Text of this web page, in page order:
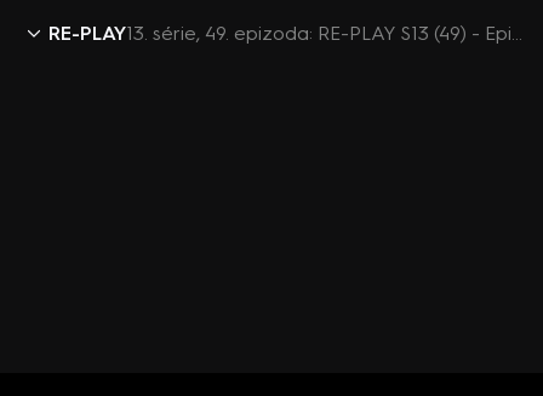
RE-PLAY 13. série, 49. epizoda: RE-PLAY S13 (49) - Epizoda 49